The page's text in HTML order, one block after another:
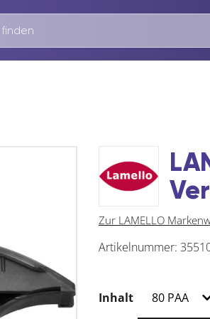
Zur LAMELLO
Artikelnummer:
Inhalt